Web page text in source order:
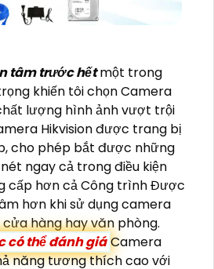
tâm trước hếtmột trong
khiến tôi chọn Camera
lượng hình ảnh vượt trội
Hikvision được trang bị
cho phép bắt được những
ngay cả trong điều kiện
cấp hơn cả Công trình Được
hơn khi sử dụng camera
hàng hay văn phòng.
có thể đánh giáCamera
năng tương thích cao với